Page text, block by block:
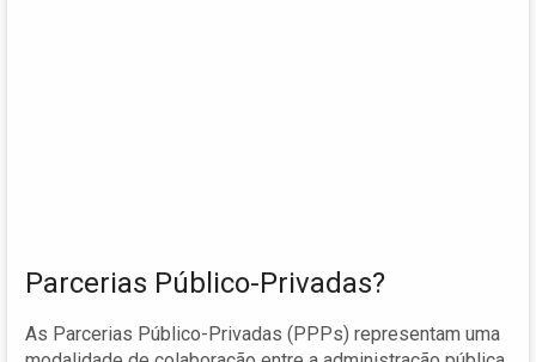
Parcerias Público-Privadas?
As Parcerias Público-Privadas (PPPs) representam uma